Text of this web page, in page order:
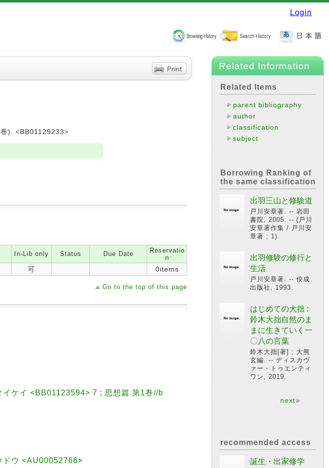
Login
). <BB01129233>
In-Lib only Status Due Date
Reservatio
n
可 0items
Go to the top of this page
ケイ <BB01123594> 7 ; 思想篇 第1巻//b
ドウ <AU00052766>
Related Information
Related Items
parent bibliography
author
classification
subject
Borrowing Ranking of
the same classification
出羽三山と修験道
戸川安章著. -- 岩田
書院, 2005. -- (戸川
安章著作集 / 戸川安
章著 ; 1).
出羽修験の修行と
生活
戸川安章著. -- 佼成
出版社, 1993.
はじめての大拙 :
鈴木大拙自然のま
まに生きていく一
〇八の言葉
鈴木大拙[著] ; 大熊
玄編. -- ディスカヴ
ァー・トゥエンティ
ワン, 2019.
next
recommended access
誕生・出家修学